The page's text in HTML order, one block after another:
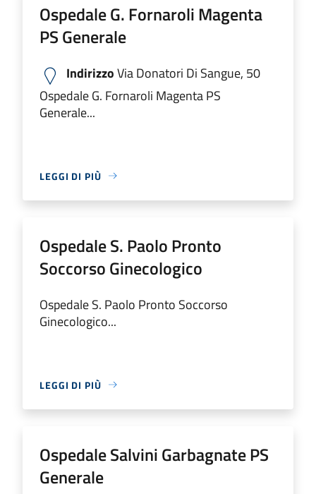
Ospedale G. Fornaroli Magenta
PS Generale
IndirizzoVia Donatori Di Sangue, 50
Ospedale G. Fornaroli Magenta PS
Generale...
LEGGI DI PIÙ
Ospedale S. Paolo Pronto
Soccorso Ginecologico
Ospedale S. Paolo Pronto Soccorso
Ginecologico...
LEGGI DI PIÙ
Ospedale Salvini Garbagnate PS
Generale